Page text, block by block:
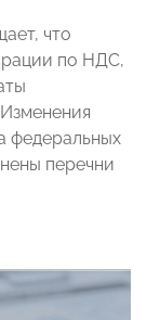
что
по НДС,
федеральных
перечни